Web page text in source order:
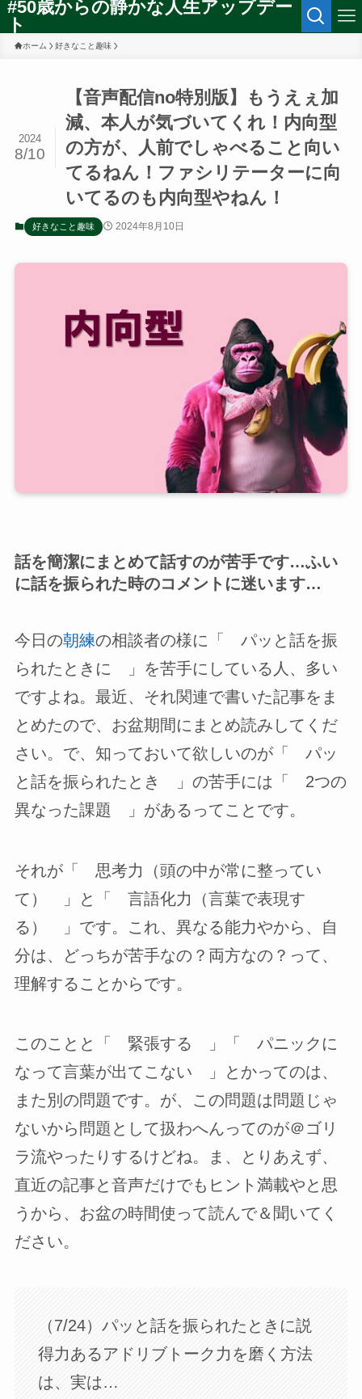
#50歳からの静かな人生アップデー
ト
ホーム 好きなこと趣味
【音声配信no特別版】もうえぇ加
減、本人が気づいてくれ！内向型
の方が、人前でしゃべること向い
てるねん！ファシリテーターに向
いてるのも内向型やねん！
2024
8/10
好きなこと趣味 2024年8月10日
話を簡潔にまとめて話すのが苦手です…ふい
に話を振られた時のコメントに迷います…
今日の朝練の相談者の様に「 パッと話を振
られたときに 」を苦手にしている人、多い
ですよね。最近、それ関連で書いた記事をま
とめたので、お盆期間にまとめ読みしてくだ
さい。で、知っておいて欲しいのが「 パッ
と話を振られたとき 」の苦手には「 2つの
異なった課題 」があるってことです。
それが「 思考力（頭の中が常に整ってい
て） 」と「 言語化力（言葉で表現す
る） 」です。これ、異なる能力やから、自
分は、どっちが苦手なの？両方なの？って、
理解することからです。
このことと「 緊張する 」「 パニックに
なって言葉が出てこない 」とかってのは、
また別の問題です。が、この問題は問題じゃ
ないから問題として扱わへんってのが＠ゴリ
ラ流やったりするけどね。ま、とりあえず、
直近の記事と音声だけでもヒント満載やと思
うから、お盆の時間使って読んで＆聞いてく
ださい。
（7/24）パッと話を振られたときに説
得力あるアドリブトーク力を磨く方法
は、実は…